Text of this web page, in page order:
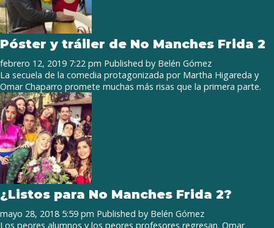
Póster y tráiler de No Manches Frida 2
febrero 12, 2019 7:22 pm Published by Belén Gómez
La secuela de la comedia protagonizada por Martha Higareda y
Omar Chaparro promete muchas más risas que la primera parte.
¿Listos para No Manches Frida 2?
mayo 28, 2018 5:59 pm Published by Belén Gómez
Los peores alumnos y los peores profesores regresan. Omar